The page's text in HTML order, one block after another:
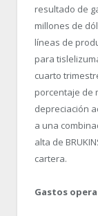
resultado de
millones de
líneas de
para
cuarto
porcentaje de
depreciación
a una
alta de
cartera.
Gastos